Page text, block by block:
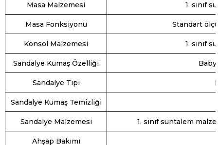
Masa Malzemesi 1. sınıf
Masa Fonksiyonu Standart
Konsol Malzemesi 1. sınıf
Sandalye Kumaş Özelliği Baby
Sandalye Tipi
Sandalye Kumaş Temizliği
Sandalye Malzemesi 1. sınıf suntalem
Ahşap Bakımı